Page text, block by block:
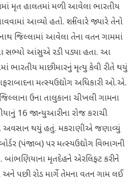
મૃત હાલતમાં મળી આવેલા ભારતીય
આવ્યો હતો. શનિવારે જ્યારે તેનો
જિલ્લામાં આવેલા તેના વતન ગામમાં
સભ્યો આંસુએ રડી પડ્યા હતા. આ
ભારતીય માછીમારનું મૃત્યુ કેવી રીતે થયું
મત્સ્યઉદ્યોગ અધિકારી ઓ.એ.
ઉના તાલુકાના ચીખલી ગામના
16 જાન્યુઆરીના રોજ કરાચી
અવસાન થયું હતું. મકરાણીએ જણાવ્યું
(પંજાબ) પર મત્સ્યઉદ્યોગ વિભાગની
બાંભણિયાના મૃતદેહને એરલિફ્ટ કરીને
પછી રોડ માર્ગે તેમના વતન ગામ લઈ